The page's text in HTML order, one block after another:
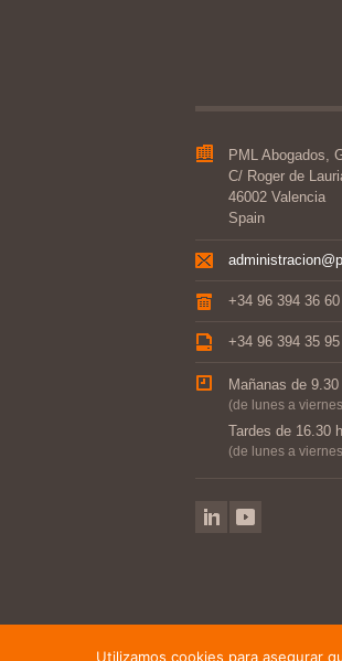
PML Abogados,
C/ Roger de
46002 Valencia
Spain
+34 96 394 36 60
+34 96 394 35 95
Mañanas de
(de lunes a
Tardes de 16.30
(de lunes a
Utilizamos cookies para asegurar